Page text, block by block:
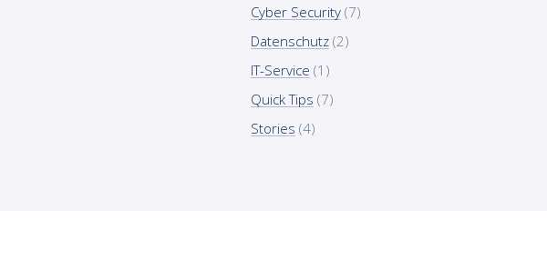
Cyber Security (7)
Datenschutz (2)
IT-Service (1)
Quick Tips (7)
Stories (4)